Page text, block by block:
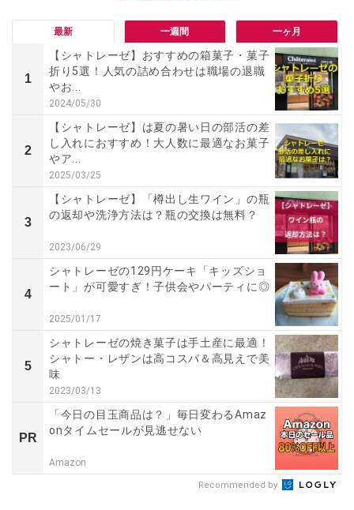
最新 一週間 一ヶ月
1
【シャトレーゼ】おすすめの箱菓子・菓子
折り5選！人気の詰め合わせは職場の退職
やお...
2024/05/30
2
【シャトレーゼ】は夏の暑い日の部活の差
し入れにおすすめ！大人数に最適なお菓子
やア...
2025/03/25
3
【シャトレーゼ】「樽出し生ワイン」の瓶
の返却や洗浄方法は？瓶の交換は無料？
2023/06/29
4
シャトレーゼの129円ケーキ「キッズショ
ート」が可愛すぎ！子供会やパーティに◎
2025/01/17
5
シャトレーゼの焼き菓子は手土産に最適！
シャトー・レザンは高コスパ＆高見えで美
味
2023/03/13
PR
「今日の目玉商品は？」毎日変わるAmaz
onタイムセールが見逃せない
Amazon
Recommended by